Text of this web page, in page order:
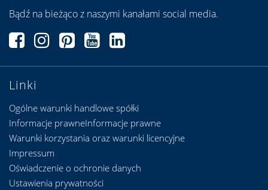
Linki
Ogólne warunki handlowe spółki
Informacje prawneInformacje prawne
Warunki korzystania oraz warunki licencyjne
Bądź na bieżąco z naszymi kanałami social media.
Impressum
Oświadczenie o ochronie danych
Ustawienia prywatności